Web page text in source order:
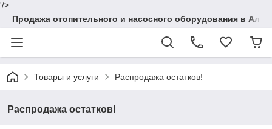
'/>
Продажа отопительного и насосного оборудования в
Товары и услуги Распродажа остатков!
Распродажа остатков!